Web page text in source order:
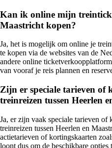
Kan ik online mijn
Maastricht kopen?
Ja, het is mogelijk om online je
te kopen via de websites van de
andere online
van vooraf je reis plannen en
Zijn er speciale tarieven of
treinreizen tussen Heerlen
Ja, er zijn vaak speciale tarieven of
treinreizen tussen Heerlen en
actietarieven of kortingskaarten
loont dus om de beschikbare